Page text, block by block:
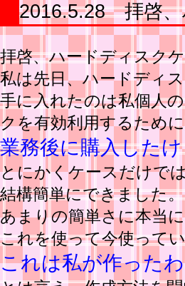
2016.5.28 拝啓、
拝啓、ハードディスク
私は先日、ハードディ
手に入れたのは私個人
クを有効利用するため
業務後に購入した
とにかくケースだけで
結構簡単にできました。
あまりの簡単さに本当
これを使って今使って
これは私が作った